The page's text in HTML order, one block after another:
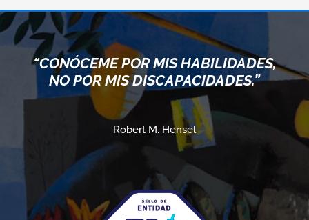
“CONÓCEME POR MIS HABILIDADES,
NO POR MIS DISCAPACIDADES.”
Robert M. Hensel